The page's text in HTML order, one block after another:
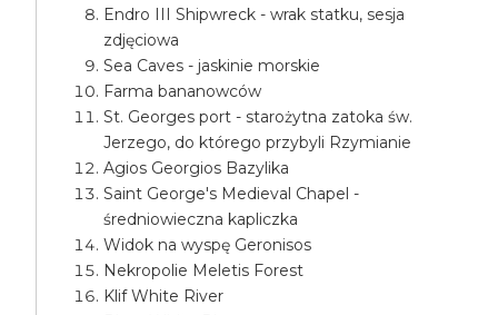
Endro III Shipwreck - wrak statku, sesja
zdjęciowa
Sea Caves - jaskinie morskie
Farma bananowców
St. Georges port - starożytna zatoka św.
Jerzego, do którego przybyli Rzymianie
Agios Georgios Bazylika
Saint George's Medieval Chapel -
średniowieczna kapliczka
Widok na wyspę Geronisos
Nekropolie Meletis Forest
Klif White River